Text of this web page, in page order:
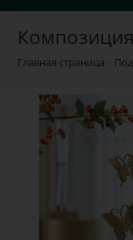
Главная страница